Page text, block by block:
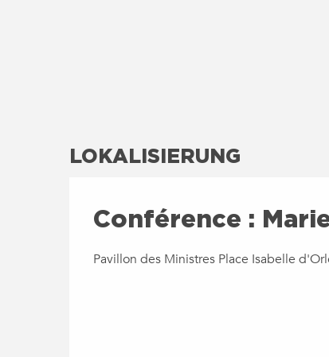
LOKALISIERUNG
Conférence :
Pavillon des Ministres Place Isabelle